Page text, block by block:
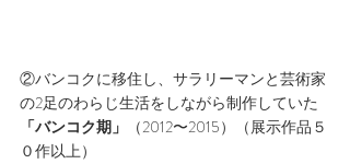
​②バンコクに移住し、サラリーマンと芸術家
の2足のわらじ生活をしながら制作していた
「バンコク期」
（2012〜2015）（展示作品５
０作以上）